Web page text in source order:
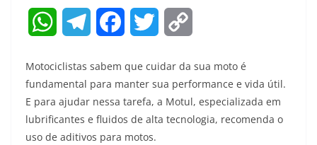
W
a
t
s
l
e
g
c
e
b
i
t
p
y
Motociclistas sabem que cuidar da sua moto é
fundamental para manter sua performance e vida útil.
E para ajudar nessa tarefa, a Motul, especializada em
lubrificantes e fluidos de alta tecnologia, recomenda o
uso de aditivos para motos.